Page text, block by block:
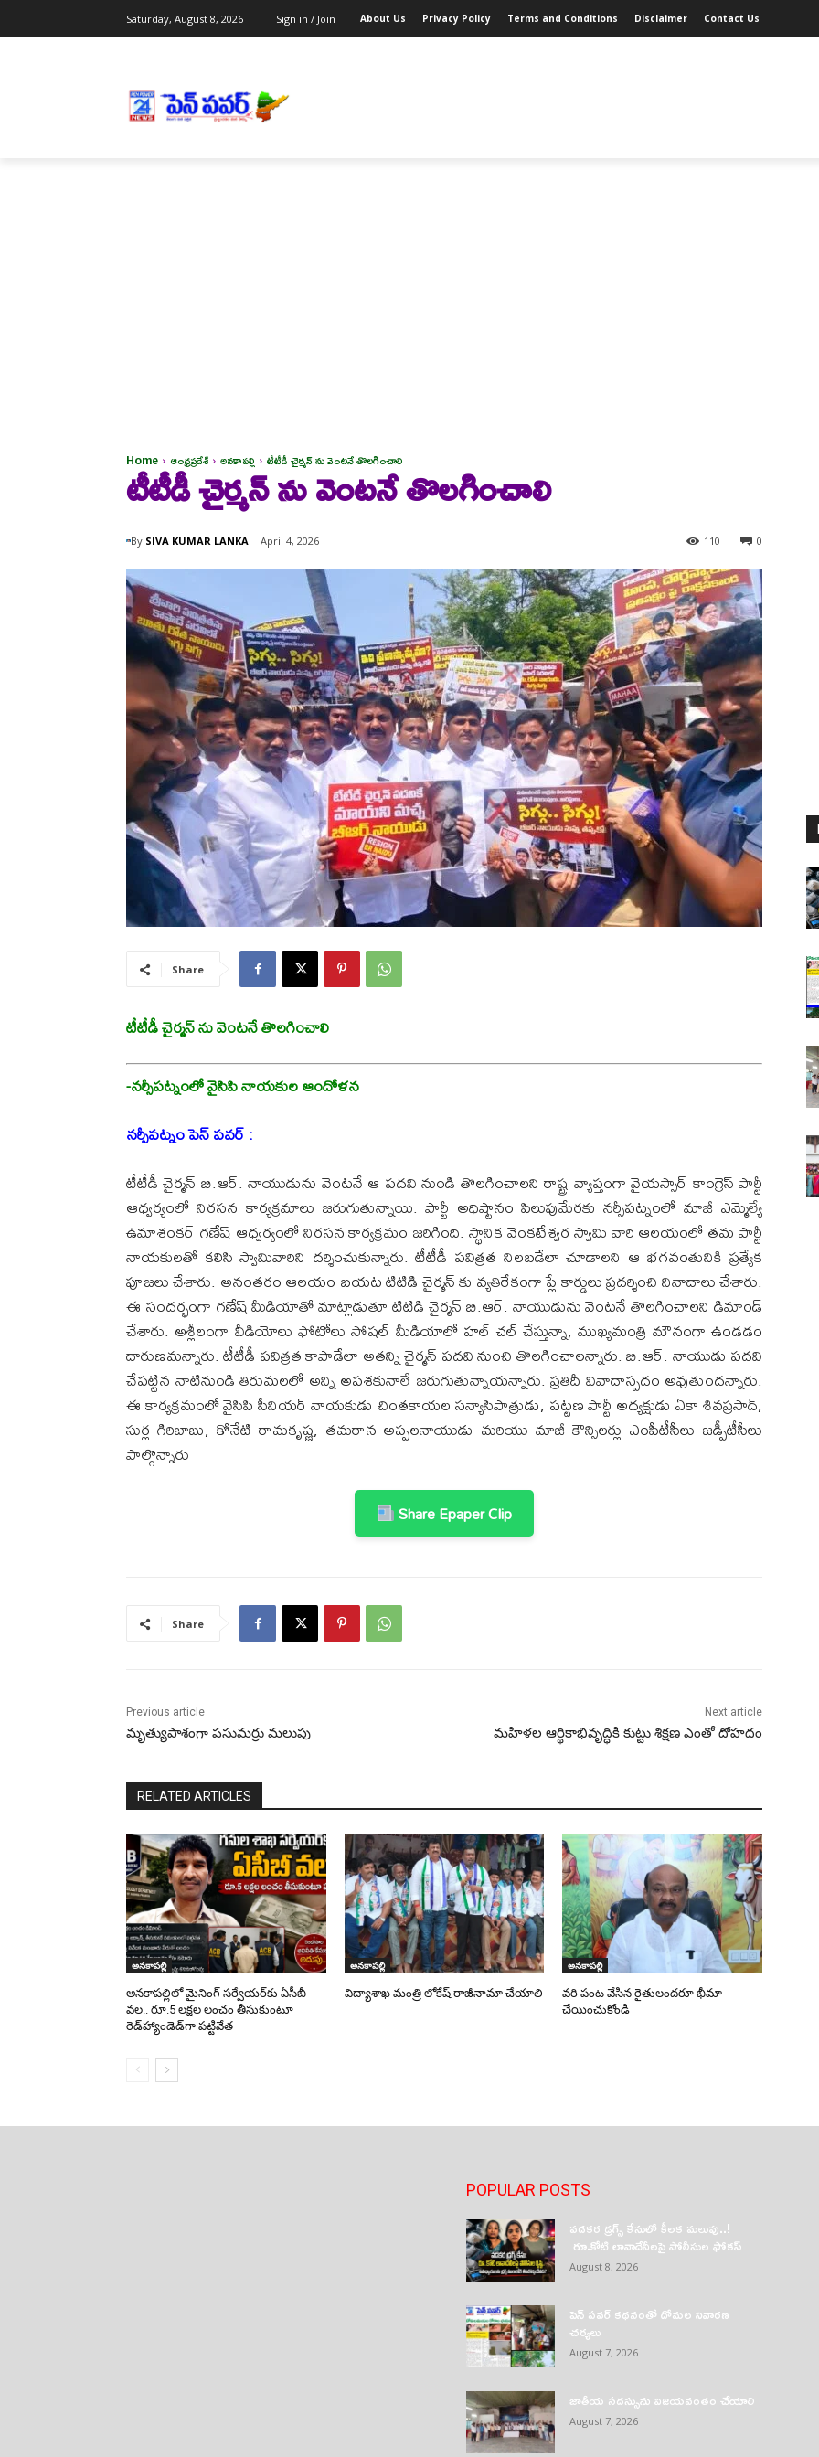
Saturday, August 8, 2026 Sign in / Join About Us Privacy Policy Terms and Conditions Disclaimer Contact Us
Home ఆంధ్రప్రదేశ్ అనకాపల్లి టీటీడీ చైర్మన్ ను వెంటనే తొలగించాలి
టీటీడీ చైర్మన్ ను వెంటనే తొలగించాలి
By SIVA KUMAR LANKA April 4, 2026 0
110
Share
టీటీడీ చైర్మన్ ను వెంటనే తొలగించాలి
-నర్సీపట్నంలో వైసిపి నాయకుల ఆందోళన
నర్సీపట్నం పెన్ పవర్ :
టీటీడీ చైర్మన్ బి.ఆర్. నాయుడును వెంటనే ఆ పదవి నుండి తొలగించాలని రాష్ట్ర వ్యాప్తంగా వైయస్సార్ కాంగ్రెస్ పార్టీ
ఆధ్వర్యంలో నిరసన కార్యక్రమాలు జరుగుతున్నాయి. పార్టీ అధిష్టానం పిలుపుమేరకు నర్సీపట్నంలో మాజీ ఎమ్మెల్యే
ఉమాశంకర్ గణేష్ ఆధ్వర్యంలో నిరసన కార్యక్రమం జరిగింది. స్థానిక వెంకటేశ్వర స్వామి వారి ఆలయంలో తమ పార్టీ
నాయకులతో కలిసి స్వామివారిని దర్శించుకున్నారు. టీటీడీ పవిత్రత నిలబడేలా చూడాలని ఆ భగవంతునికి ప్రత్యేక
పూజలు చేశారు. అనంతరం ఆలయం బయట టిటిడి చైర్మన్ కు వ్యతిరేకంగా ప్లే కార్డులు ప్రదర్శించి నినాదాలు చేశారు.
ఈ సందర్భంగా గణేష్ మీడియాతో మాట్లాడుతూ టిటిడి చైర్మన్ బి.ఆర్. నాయుడును వెంటనే తొలగించాలని డిమాండ్
చేశారు. అశ్లీలంగా వీడియోలు ఫోటోలు సోషల్ మీడియాలో హల్ చల్ చేస్తున్నా, ముఖ్యమంత్రి మౌనంగా ఉండడం
దారుణమన్నారు. టీటీడీ పవిత్రత కాపాడేలా అతన్ని చైర్మన్ పదవి నుంచి తొలగించాలన్నారు. బి.ఆర్. నాయుడు పదవి
చేపట్టిన నాటినుండి తిరుమలలో అన్ని అపశకునాలే జరుగుతున్నాయన్నారు. ప్రతిదీ వివాదాస్పదం అవుతుందన్నారు.
ఈ కార్యక్రమంలో వైసిపి సీనియర్ నాయకుడు చింతకాయల సన్యాసిపాత్రుడు, పట్టణ పార్టీ అధ్యక్షుడు ఏకా శివప్రసాద్,
సుర్ల గిరిబాబు, కోనేటి రామకృష్ణ, తమరాన అప్పలనాయుడు మరియు మాజీ కౌన్సిలర్లు ఎంపీటీసీలు జడ్పీటీసీలు
పాల్గొన్నారు
Share Epaper Clip
Share
Previous article
మృత్యుపాశంగా పసుమర్రు మలుపు
Next article
మహిళల ఆర్థికాభివృద్ధికి కుట్టు శిక్షణ ఎంతో దోహదం
RELATED ARTICLES
అనకాపల్లి
అనకాపల్లిలో మైనింగ్ సర్వేయర్‌కు ఏసీబీ
వల.. రూ.5 లక్షల లంచం తీసుకుంటూ
రెడ్‌హ్యాండెడ్‌గా పట్టివేత
అనకాపల్లి
విద్యాశాఖ మంత్రి లోకేష్ రాజీనామా చేయాలి
అనకాపల్లి
వరి పంట వేసిన రైతులందరూ భీమా
చేయించుకోండి
POPULAR POSTS
వడకర డ్రగ్స్ కేసులో కీలక మలుపు..!
రూ.కోటి లావాదేవీలపై పోలీసుల ఫోకస్‌
August 8, 2026
పెన్ పవర్ కథనంతో దోమల నివారణ
చర్యలు
August 7, 2026
జాతీయ సదస్సును విజయవంతం చేయాలి
August 7, 2026